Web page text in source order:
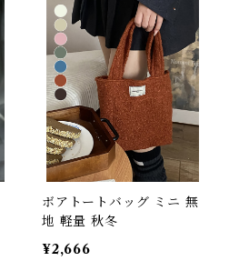
ボアトートバッグ ミニ 無
地 軽量 秋冬
¥2,666